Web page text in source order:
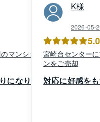
のマンション
になりま
K様
2026-05-
5.0
宮崎台センター
ンをご売却
対応に好感を